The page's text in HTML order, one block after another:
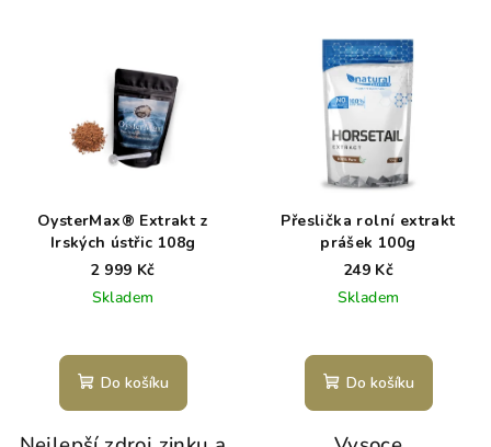
OysterMax® Extrakt z
Irských ústřic 108g
2 999 Kč
Skladem
Do košíku
Přeslička rolní extrakt
prášek 100g
249 Kč
Skladem
Do košíku